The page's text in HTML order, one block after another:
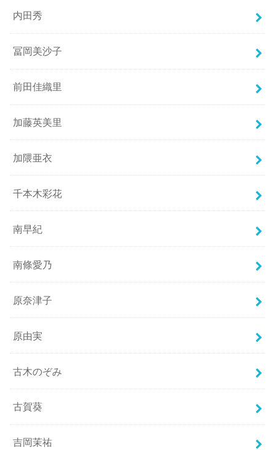
内田秀
冨岡美沙子
前田佳織里
加藤英美里
加隈亜衣
千本木彩花
南早紀
南條愛乃
原奈津子
原由実
古木のぞみ
古賀葵
吉岡茉祐